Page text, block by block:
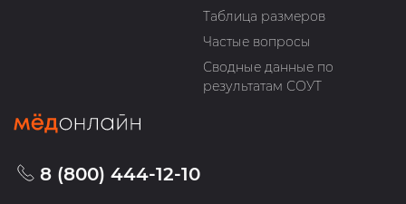
Таблица размеров
Частые вопросы
Сводные данные по
результатам СОУТ
8 (800) 444-12-10